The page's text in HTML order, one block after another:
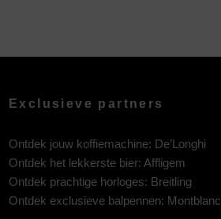
Exclusieve partners
Ontdek jouw koffiemachine: De’Longhi
Ontdek het lekkerste bier: Affligem
Ontdek prachtige horloges: Breitling
Ontdek exclusieve balpennen: Montblanc